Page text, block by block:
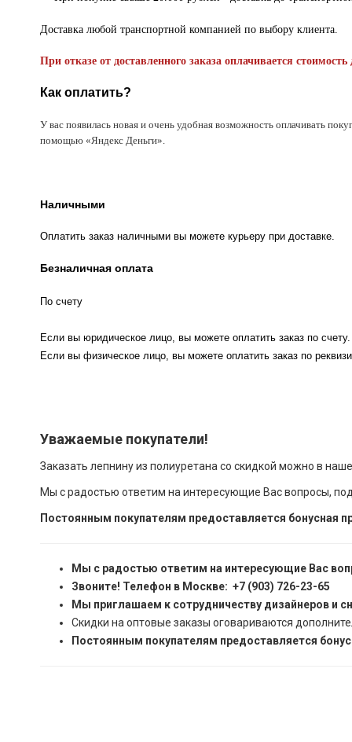
Доставка любой транспортной компанией по выбору клиента.
При отказе от доставленного заказа оплачивается стоимость
Как оплатить?
У вас появилась новая и очень удобная возможность оплачивать
помощью «Яндекс Деньги».
Наличными
Оплатить заказ наличными вы можете курьеру при доставке.
Безналичная оплата
По счету
Если вы юридическое лицо, вы можете оплатить заказ по счету.
Если вы физическое лицо, вы можете оплатить заказ по
Уважаемые покупатели!
Заказать лепнину из полиуретана со скидкой можно в
Мы с радостью ответим на интересующие Вас вопросы,
Постоянным покупателям предоставляется бонусная
Мы с радостью ответим на интересующие Вас
Звоните! Телефон в Москве: +7 (903) 726-23-65
Мы приглашаем к сотрудничеству дизайнеров и
Скидки на оптовые заказы оговариваются
Постоянным покупателям предоставляется